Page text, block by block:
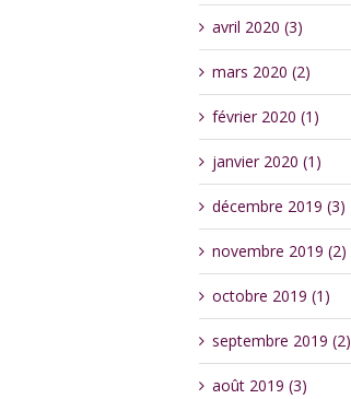
avril 2020 (3)
mars 2020 (2)
février 2020 (1)
janvier 2020 (1)
décembre 2019 (3)
novembre 2019 (2)
octobre 2019 (1)
septembre 2019 (2)
août 2019 (3)